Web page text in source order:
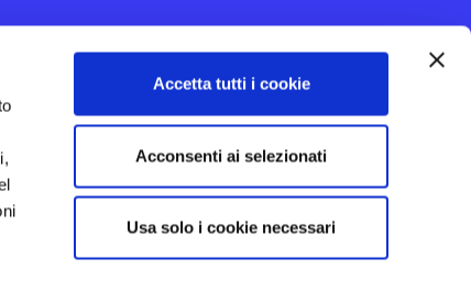
Accetta tutti i cookie
Acconsenti ai selezionati
Usa solo i cookie necessari